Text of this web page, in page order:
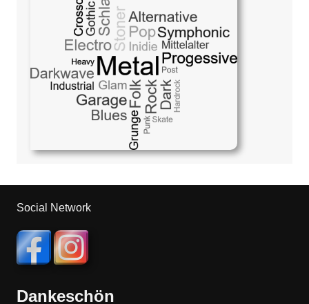
Social Network
Dankeschön